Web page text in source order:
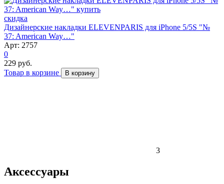
скидка
Дизайнерские накладки ELEVENPARIS для iPhone 5/5S "№
37: American Way…"
Арт: 2757
0
229 руб.
Товар в корзине
В корзину
3
Аксессуары